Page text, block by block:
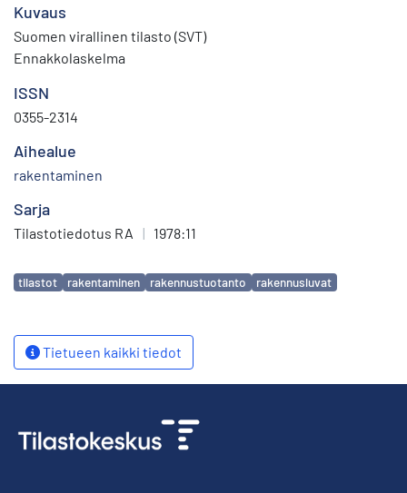
Kuvaus
Suomen virallinen tilasto (SVT)
Ennakkolaskelma
ISSN
0355-2314
Aihealue
rakentaminen
Sarja
Tilastotiedotus RA | 1978:11
Avainsanat
tilastot rakentaminen rakennustuotanto rakennusluvat
Tietueen kaikki tiedot